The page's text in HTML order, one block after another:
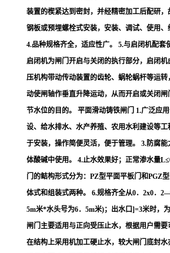
装置的楔紧达到密封，并经精密加工后配研
钢板或预埋螺栓式安装，安装、调试、使用、
4.品种规格齐全，适应性广。 5.与启闭机配套
启闭机为闸门开启与关闭的执行部分，启闭
压机构带动传动装置的齿轮、蜗轮蜗杆等运
动使闸轴作垂直升降运动，从而开启或关闭
节水位的目的。 平面滑动铸铁闸门 1.广泛应
设、给水排水、水产养殖、农用水利建设等
于安装，操作简便灵活，便于管理。 3.防腐
体酸碱中使用。 4.止水效果好；正常渗水量
门的鲒构形式分为：PZ型平面平板门和PGZ
体式和组装式两种。 6.规格齐全从0．2x0．
5m米*水头号为6．5m米)；出水口]=3米时，
闸门主要适用与正向受压止水，根据用户需
在结构上采用机加工硬止水，较大闸门底封